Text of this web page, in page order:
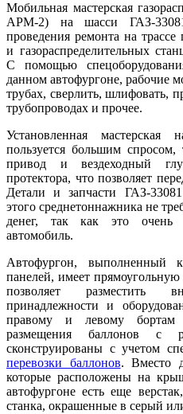
Мобильная мастерская
АРМ-2) на шасси ГАЗ-
проведения ремонта на трассе
и газораспределительных
С помощью
данном автофургоне, рабочие
трубах, сверлить, шлифовать,
трубопроводах и прочее.
Установленная
пользуется большим
привод и вездеходный
протектора, что позволяет
Детали и запчасти ГАЗ-
этого среднетоннажника не
денег, так как это очень
автомобиль.
Автофургон, выполненный
панелей, имеет
позволяет разместить
принадлежности и
правому и левому
размещения баллонов с
сконструированы с учетом
перевозки баллонов. Вместо
которые расположены на
автофургоне есть еще
станка, окрашенные в серый